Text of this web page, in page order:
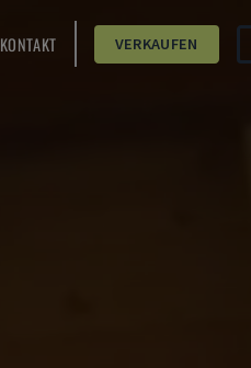
KONTAKT VERKAUFEN